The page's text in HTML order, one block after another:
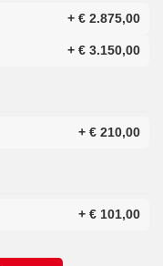
+ € 2.875,00
+ € 3.150,00
+ € 210,00
+ € 101,00